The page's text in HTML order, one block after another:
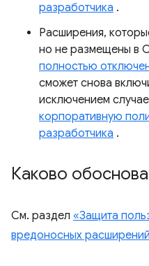
разработчика .
Расширения,
но не размещены в
полностью
сможет снова
исключением
корпоративную
разработчика .
Каково
См. раздел «Защита
вредоносных